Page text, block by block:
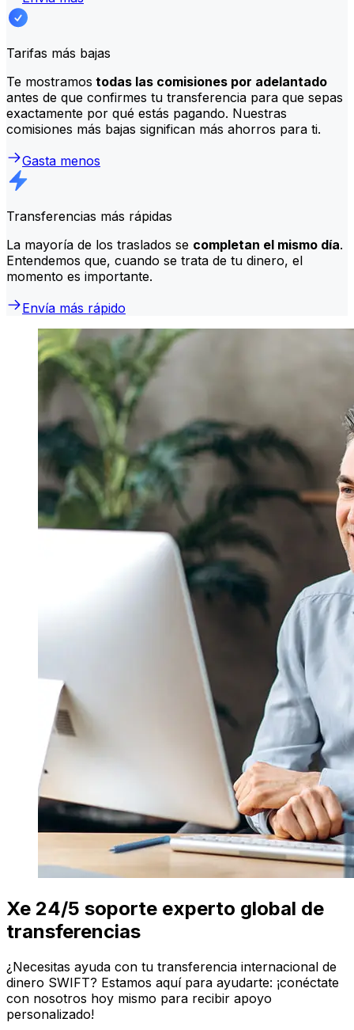
Tarifas más bajas
Te mostramos todas las comisiones por adelantado
antes de que confirmes tu transferencia para que sepas
exactamente por qué estás pagando. Nuestras
comisiones más bajas significan más ahorros para ti.
Gasta menos
Transferencias más rápidas
La mayoría de los traslados se completan el mismo día.
Entendemos que, cuando se trata de tu dinero, el
momento es importante.
Envía más rápido
Xe 24/5 soporte experto global de
transferencias
¿Necesitas ayuda con tu transferencia internacional de
dinero SWIFT? Estamos aquí para ayudarte: ¡conéctate
con nosotros hoy mismo para recibir apoyo
personalizado!